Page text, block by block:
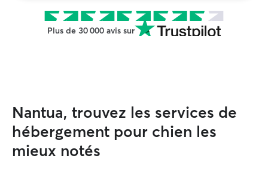
Plus de 30 000 avis sur
Nantua, trouvez les services de
hébergement pour chien les
mieux notés